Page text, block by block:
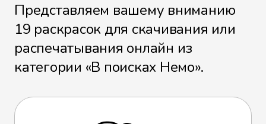
Представляем вашему вниманию
19 раскрасок для скачивания или
распечатывания онлайн из
категории «В поисках Немо».